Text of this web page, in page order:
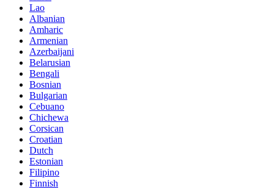
Lao
Albanian
Amharic
Armenian
Azerbaijani
Belarusian
Bengali
Bosnian
Bulgarian
Cebuano
Chichewa
Corsican
Croatian
Dutch
Estonian
Filipino
Finnish